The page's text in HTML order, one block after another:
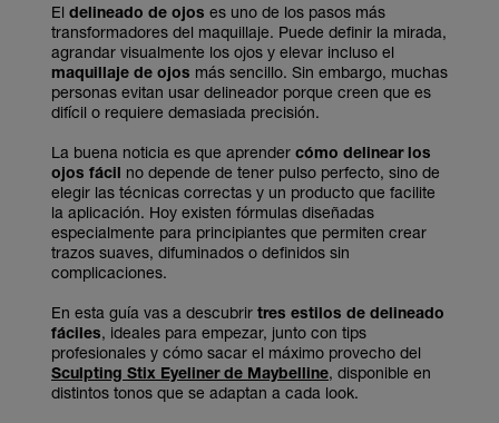
El delineado de ojos es uno de los pasos más
transformadores del maquillaje. Puede definir la mirada,
agrandar visualmente los ojos y elevar incluso el
maquillaje de ojos más sencillo. Sin embargo, muchas
personas evitan usar delineador porque creen que es
difícil o requiere demasiada precisión.
La buena noticia es que aprender cómo delinear los
ojos fácil no depende de tener pulso perfecto, sino de
elegir las técnicas correctas y un producto que facilite
la aplicación. Hoy existen fórmulas diseñadas
especialmente para principiantes que permiten crear
trazos suaves, difuminados o definidos sin
complicaciones.
En esta guía vas a descubrir tres estilos de delineado
fáciles, ideales para empezar, junto con tips
profesionales y cómo sacar el máximo provecho del
Sculpting Stix Eyeliner de Maybelline, disponible en
distintos tonos que se adaptan a cada look.